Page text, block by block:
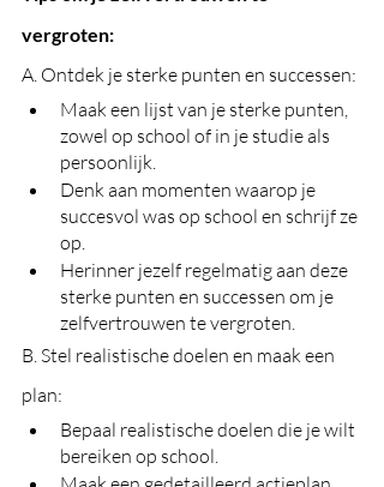
vergroten:
A. Ontdek je sterke punten en successen:
Maak een lijst van je sterke punten,
zowel op school of in je studie als
persoonlijk.
Denk aan momenten waarop je
succesvol was op school en schrijf ze
op.
Herinner jezelf regelmatig aan deze
sterke punten en successen om je
zelfvertrouwen te vergroten.
B. Stel realistische doelen en maak een
plan:
Bepaal realistische doelen die je wilt
bereiken op school.